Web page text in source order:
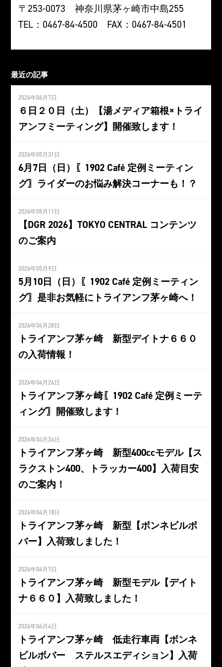
〒253-0073 神奈川県茅ヶ崎市中島255
TEL：0467-84-4500 FAX：0467-84-4501
最近の記事
2026年06月7日
６日２０日（土）【湯メディア箱根×トライ
アンフミーティング】開催致します！
2026年05月31日
6月7日（日）〖1902 Café 定例ミーティン
グ〗ライダーのお悩み解決コーナーも！？
2026年05月11日
【DGR 2026】TOKYO CENTRAL コンテンツ
のご案内
2026年05月9日
5月10日（日）〖1902 Café 定例ミーティン
グ〗是非お気軽にトライアンフ茅ヶ崎へ！
2026年04月28日
トライアンフ茅ヶ崎 新型デイトナ６６０
の入荷情報！
2026年04月26日
トライアンフ茅ヶ崎〖1902 Café 定例ミーテ
ィング〗開催致します！
2026年04月24日
トライアンフ茅ヶ崎 新型400ccモデル【ス
ラクストン400、トラッカー400】入荷目安
のご案内！
2026年04月18日
トライアンフ茅ヶ崎 新型【ボンネビルボ
バー】入荷致しました！
2026年04月7日
トライアンフ茅ヶ崎 新型モデル【デイト
ナ６６０】入荷致しました！
2026年04月4日
トライアンフ茅ヶ崎 低走行車両【ボンネ
ビルボバー ステルスエディション】入荷